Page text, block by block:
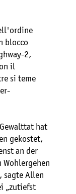
blocco
2,
il
si teme
hat
gekostet,
an der
sagte Allen
„zutiefst